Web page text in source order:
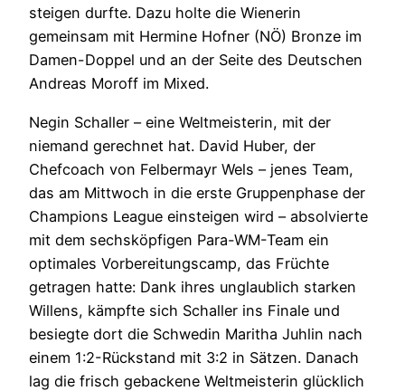
steigen durfte. Dazu holte die Wienerin
gemeinsam mit Hermine Hofner (NÖ) Bronze im
Damen-Doppel und an der Seite des Deutschen
Andreas Moroff im Mixed.
Negin Schaller – eine Weltmeisterin, mit der
niemand gerechnet hat. David Huber, der
Chefcoach von Felbermayr Wels – jenes Team,
das am Mittwoch in die erste Gruppenphase der
Champions League einsteigen wird – absolvierte
mit dem sechsköpfigen Para-WM-Team ein
optimales Vorbereitungscamp, das Früchte
getragen hatte: Dank ihres unglaublich starken
Willens, kämpfte sich Schaller ins Finale und
besiegte dort die Schwedin Maritha Juhlin nach
einem 1:2-Rückstand mit 3:2 in Sätzen. Danach
lag die frisch gebackene Weltmeisterin glücklich